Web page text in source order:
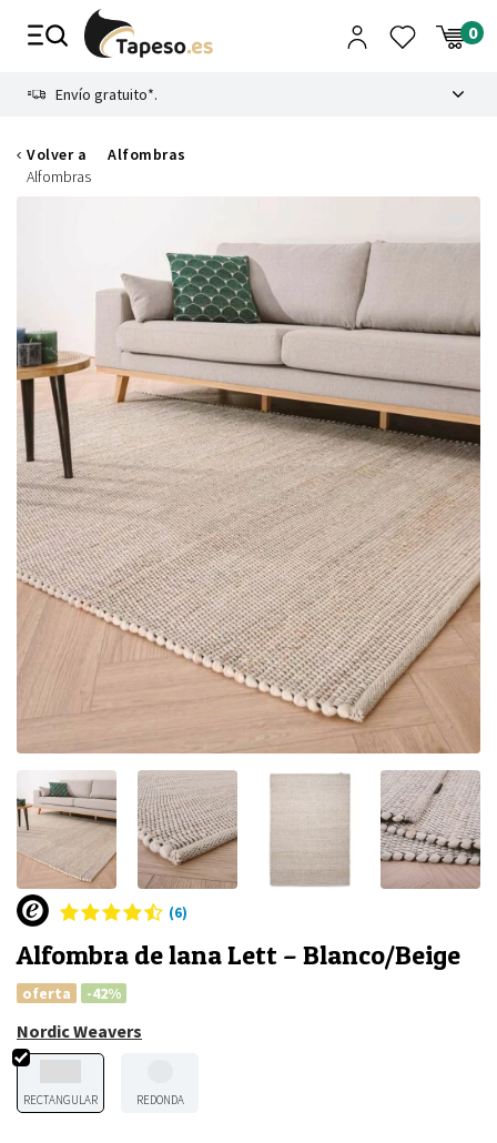
Envío gratuito*.
Volver a
Alfombras
Alfombras
(6)
Alfombra de lana Lett – Blanco/Beige
oferta -42%
Nordic Weavers
RECTANGULAR REDONDA